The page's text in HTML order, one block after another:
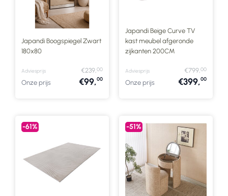
Japandi Boogspiegel Zwart
180x80
Adviesprijs €239,00
Onze prijs €99,00
Japandi Beige Curve TV
kast meubel afgeronde
zijkanten 200CM
Adviesprijs €799,00
Onze prijs €399,00
-61% -51%